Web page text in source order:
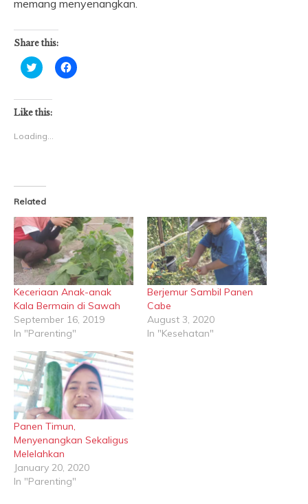
memang menyenangkan.
Share this:
Click
to
Twitter
(Opens
in
window)
Click
to
Like this:
Loading...
Related
Keceriaan Anak-anak
Kala Bermain di Sawah
September 16, 2019
In "Parenting"
Berjemur Sambil Panen
Cabe
August 3, 2020
In "Kesehatan"
Panen Timun,
Menyenangkan Sekaligus
Melelahkan
January 20, 2020
In "Parenting"